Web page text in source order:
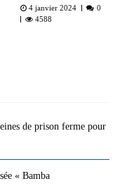
4 janvier 2024
0
4588
de prison ferme pour
« Bamba